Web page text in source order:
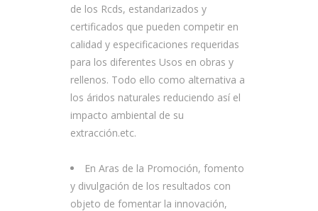
de los Rcds, estandarizados y
certificados que pueden competir en
calidad y especificaciones requeridas
para los diferentes Usos en obras y
rellenos. Todo ello como alternativa a
los áridos naturales reduciendo así el
impacto ambiental de su
extracción.etc.
En Aras de la Promoción, fomento
y divulgación de los resultados con
objeto de fomentar la innovación,